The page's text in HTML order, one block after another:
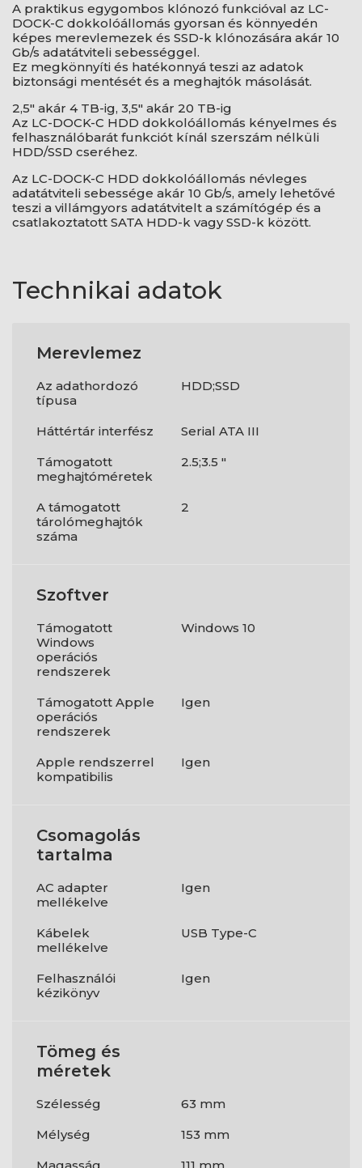
A praktikus egygombos klónozó funkcióval az LC-
DOCK-C dokkolóállomás gyorsan és könnyedén
képes merevlemezek és SSD-k klónozására akár 10
Gb/s adatátviteli sebességgel.
Ez megkönnyíti és hatékonnyá teszi az adatok
biztonsági mentését és a meghajtók másolását.
2,5″ akár 4 TB-ig, 3,5″ akár 20 TB-ig
Az LC-DOCK-C HDD dokkolóállomás kényelmes és
felhasználóbarát funkciót kínál szerszám nélküli
HDD/SSD cseréhez.
Az LC-DOCK-C HDD dokkolóállomás névleges
adatátviteli sebessége akár 10 Gb/s, amely lehetővé
teszi a villámgyors adatátvitelt a számítógép és a
csatlakoztatott SATA HDD-k vagy SSD-k között.
Technikai adatok
Merevlemez
Az adathordozó
típusa
HDD;SSD
Háttértár interfész
Serial ATA III
Támogatott
meghajtóméretek
2.5;3.5 "
A támogatott
tárolómeghajtók
száma
2
Szoftver
Támogatott
Windows
operációs
rendszerek
Windows 10
Támogatott Apple
operációs
rendszerek
Igen
Apple rendszerrel
kompatibilis
Igen
Csomagolás
tartalma
AC adapter
mellékelve
Igen
Kábelek
mellékelve
USB Type-C
Felhasználói
kézikönyv
Igen
Tömeg és
méretek
Szélesség
63 mm
Mélység
153 mm